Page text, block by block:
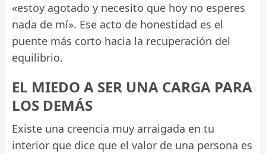
«estoy agotado y necesito que hoy no esperes
nada de mí». Ese acto de honestidad es el
puente más corto hacia la recuperación del
equilibrio.
EL MIEDO A SER UNA CARGA PARA
LOS DEMÁS
Existe una creencia muy arraigada en tu
interior que dice que el valor de una persona es